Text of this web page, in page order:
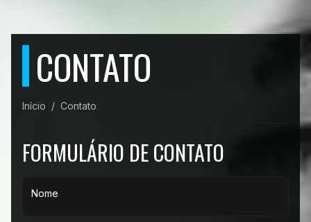
CONTATO
Início Contato
FORMULÁRIO DE CONTATO
Nome